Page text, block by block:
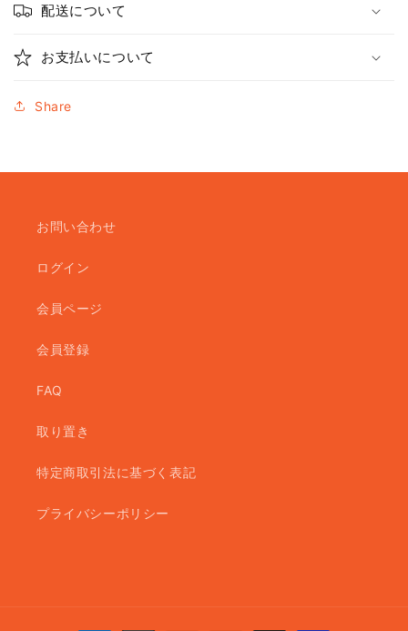
配送について
お支払いについて
Share
お問い合わせ
ログイン
会員ページ
会員登録
FAQ
取り置き
特定商取引法に基づく表記
プライバシーポリシー